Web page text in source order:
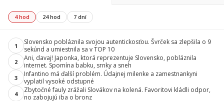
4 hod 24 hod 7 dní
1
Slovensko pobláznila svojou autentickosťou. Švrček sa zlepšila o 9
sekúnd a umiestnila sa v TOP 10
2
Ani, davaj! Japonka, ktorá reprezentuje Slovensko, pobláznila
internet. Spomína babku, srnky a sneh
3
Infantino má ďalší problém. Údajnej milenke a zamestnankyni
vyplatil vysoké odstupné
4
Zbytočné fauly zrážali Slovákov na kolená. Favoritovi kládli odpor,
no zabojujú iba o bronz